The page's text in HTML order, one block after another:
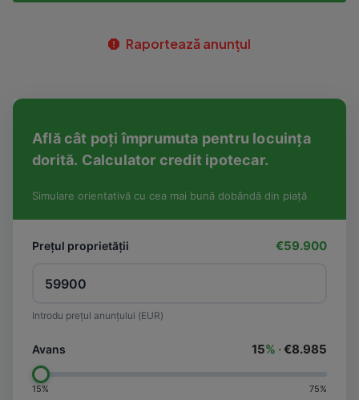
Raportează anunțul
Află cât poți împrumuta pentru locuința
dorită. Calculator credit ipotecar.
Simulare orientativă cu cea mai bună dobândă din piață
Prețul proprietății €59.900
Introdu prețul anunțului (EUR)
Avans 15% ·€8.985
15% 75%